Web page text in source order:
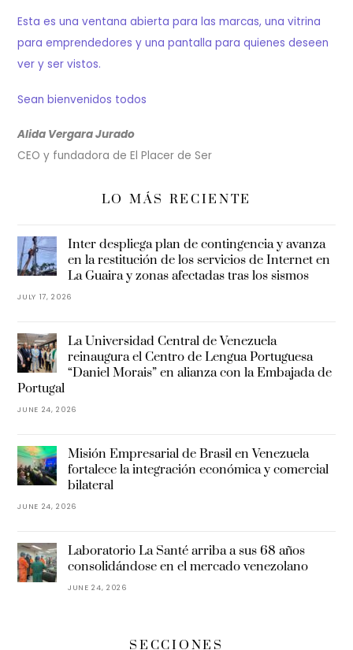
Esta es una ventana abierta para las marcas, una vitrina
para emprendedores y una pantalla para quienes deseen
ver y ser vistos.
Sean bienvenidos todos
Alida Vergara Jurado
CEO y fundadora de El Placer de Ser
LO MÁS RECIENTE
Inter despliega plan de contingencia y avanza
en la restitución de los servicios de Internet en
La Guaira y zonas afectadas tras los sismos
JULY 17, 2026
La Universidad Central de Venezuela
reinaugura el Centro de Lengua Portuguesa
“Daniel Morais” en alianza con la Embajada de
Portugal
JUNE 24, 2026
Misión Empresarial de Brasil en Venezuela
fortalece la integración económica y comercial
bilateral
JUNE 24, 2026
Laboratorio La Santé arriba a sus 68 años
consolidándose en el mercado venezolano
JUNE 24, 2026
SECCIONES